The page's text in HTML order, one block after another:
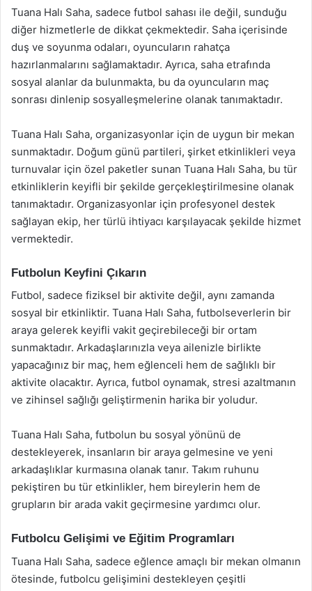
Tuana Halı Saha, sadece futbol sahası ile değil, sunduğu
diğer hizmetlerle de dikkat çekmektedir. Saha içerisinde
duş ve soyunma odaları, oyuncuların rahatça
hazırlanmalarını sağlamaktadır. Ayrıca, saha etrafında
sosyal alanlar da bulunmakta, bu da oyuncuların maç
sonrası dinlenip sosyalleşmelerine olanak tanımaktadır.
Tuana Halı Saha, organizasyonlar için de uygun bir mekan
sunmaktadır. Doğum günü partileri, şirket etkinlikleri veya
turnuvalar için özel paketler sunan Tuana Halı Saha, bu tür
etkinliklerin keyifli bir şekilde gerçekleştirilmesine olanak
tanımaktadır. Organizasyonlar için profesyonel destek
sağlayan ekip, her türlü ihtiyacı karşılayacak şekilde hizmet
vermektedir.
Futbolun Keyfini Çıkarın
Futbol, sadece fiziksel bir aktivite değil, aynı zamanda
sosyal bir etkinliktir. Tuana Halı Saha, futbolseverlerin bir
araya gelerek keyifli vakit geçirebileceği bir ortam
sunmaktadır. Arkadaşlarınızla veya ailenizle birlikte
yapacağınız bir maç, hem eğlenceli hem de sağlıklı bir
aktivite olacaktır. Ayrıca, futbol oynamak, stresi azaltmanın
ve zihinsel sağlığı geliştirmenin harika bir yoludur.
Tuana Halı Saha, futbolun bu sosyal yönünü de
destekleyerek, insanların bir araya gelmesine ve yeni
arkadaşlıklar kurmasına olanak tanır. Takım ruhunu
pekiştiren bu tür etkinlikler, hem bireylerin hem de
grupların bir arada vakit geçirmesine yardımcı olur.
Futbolcu Gelişimi ve Eğitim Programları
Tuana Halı Saha, sadece eğlence amaçlı bir mekan olmanın
ötesinde, futbolcu gelişimini destekleyen çeşitli